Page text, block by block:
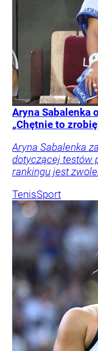
Aryna Sabalenka
„Chętnie to
Aryna Sabalenka
dotyczącej testów
rankingu jest
TenisSport